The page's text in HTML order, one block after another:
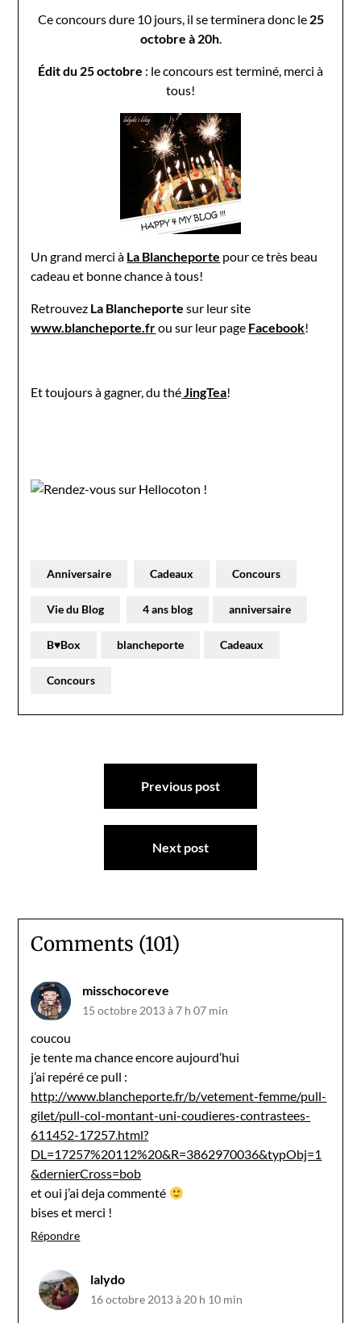
Ce concours dure 10 jours, il se terminera donc le 25
octobre à 20h.
Édit du 25 octobre : le concours est terminé, merci à
tous!
Un grand merci à La Blancheporte pour ce très beau
cadeau et bonne chance à tous!
Retrouvez La Blancheportesur leur site
www.blancheporte.frou sur leur page Facebook!
Et toujours à gagner, du théJingTea!
Anniversaire Cadeaux Concours
Vie du Blog 4 ans blog anniversaire
B♥Box blancheporte Cadeaux
Concours
Navigation
Previous post
Next post
Comments (101)
misschocoreve
15 octobre 2013 à 7 h 07 min
coucou
je tente ma chance encore aujourd’hui
j’ai repéré ce pull :
http://www.blancheporte.fr/b/vetement-femme/pull-
gilet/pull-col-montant-uni-coudieres-contrastees-
611452-17257.html?
DL=17257%20112%20&R=3862970036&typObj=1
&dernierCross=bob
et oui j’ai deja commenté
bises et merci !
Répondre
lalydo
16 octobre 2013 à 20 h 10 min